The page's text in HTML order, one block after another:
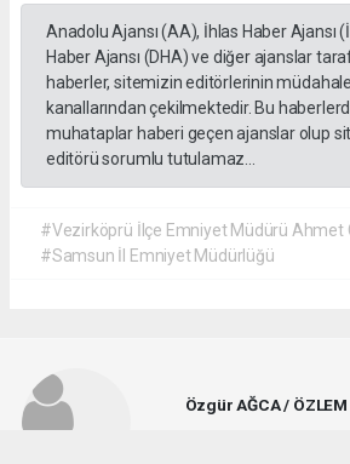
Anadolu Ajansı (AA), İhlas Haber Ajansı
Haber Ajansı (DHA) ve diğer ajanslar
haberler, sitemizin editörlerinin
kanallarından çekilmektedir. Bu
muhataplar haberi geçen ajanslar olup
editörü sorumlu tutulamaz...
#Vezirköprü İlçe Emniyet Müdürü Ahmet
#Samsun İl Emniyet Müdürlüğü
Özgür AĞCA / ÖZLEM